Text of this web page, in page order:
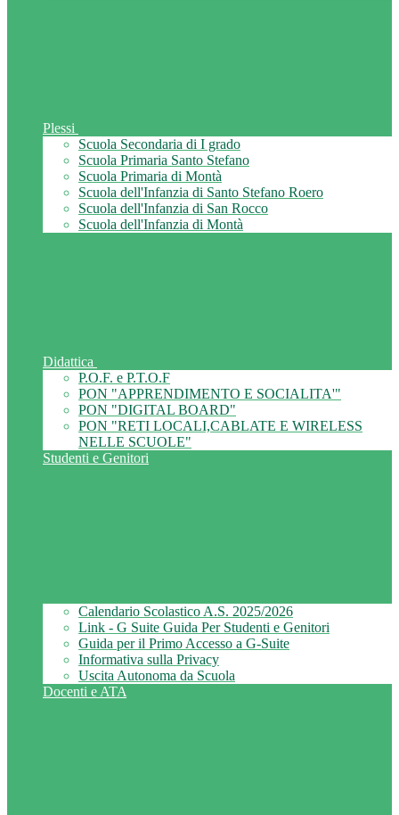
Plessi
Scuola Secondaria di I grado
Scuola Primaria Santo Stefano
Scuola Primaria di Montà
Scuola dell'Infanzia di Santo Stefano Roero
Scuola dell'Infanzia di San Rocco
Scuola dell'Infanzia di Montà
Didattica
P.O.F. e P.T.O.F
PON "APPRENDIMENTO E SOCIALITA'"
PON "DIGITAL BOARD"
PON "RETI LOCALI,CABLATE E WIRELESS
NELLE SCUOLE"
Studenti e Genitori
Calendario Scolastico A.S. 2025/2026
Link - G Suite Guida Per Studenti e Genitori
Guida per il Primo Accesso a G-Suite
Informativa sulla Privacy
Uscita Autonoma da Scuola
Docenti e ATA